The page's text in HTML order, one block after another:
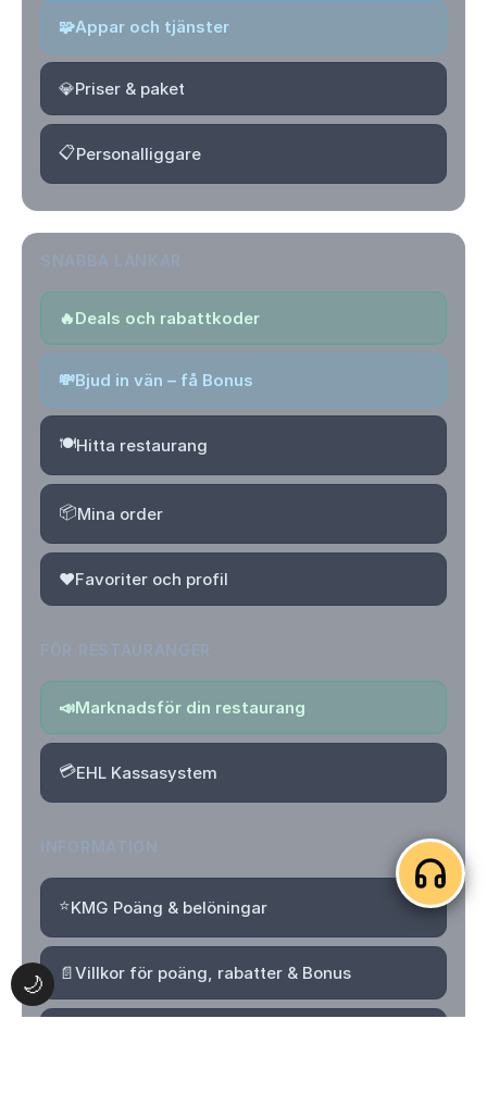
🌙
🧩Appar och tjänster
💎Priser & paket
📋Personalliggare
🔥Deals och rabattkoder
💸Bjud in vän – få Bonus
🍽️Hitta restaurang
📦Mina order
❤️Favoriter och profil
📣Marknadsför din restaurang
💳EHL Kassasystem
⭐KMG Poäng & belöningar
📄Villkor för poäng, rabatter & Bonus